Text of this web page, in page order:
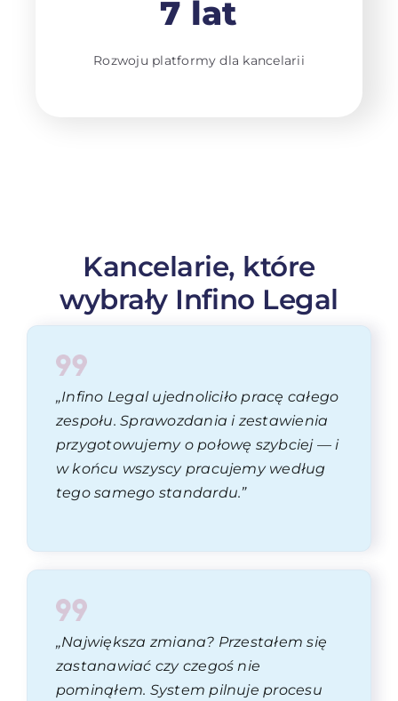
7 lat
Rozwoju platformy dla kancelarii
Kancelarie, które
wybrały Infino Legal
„Infino Legal ujednoliciło pracę całego
zespołu. Sprawozdania i zestawienia
przygotowujemy o połowę szybciej — i
w końcu wszyscy pracujemy według
tego samego standardu.”
„Największa zmiana? Przestałem się
zastanawiać czy czegoś nie
pominąłem. System pilnuje procesu